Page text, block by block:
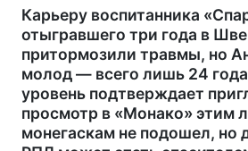
Карьеру воспитанника
отыгравшего три года в
притормозили травмы, но
молод — всего лишь 24
уровень подтверждает
просмотр в «Монако» этим
монегаскам не подошел, но